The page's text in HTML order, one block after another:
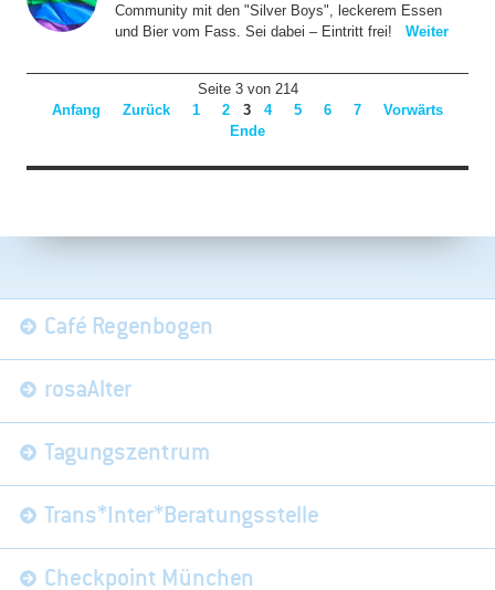
Community mit den "Silver Boys", leckerem Essen
und Bier vom Fass. Sei dabei – Eintritt frei!
Weiter
Seite 3 von 214
Anfang
Zurück 1 2 3 4 5 6 7
Vorwärts
Ende
überspringenCafé Regenbogen
rosaAlter
Tagungszentrum
Trans*Inter*Beratungsstelle
Checkpoint München